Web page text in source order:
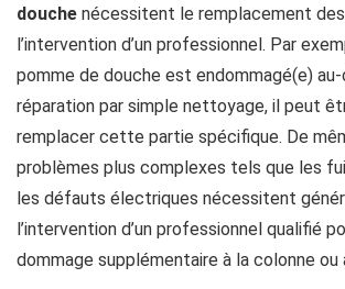
douche nécessitent le remplacement
l’intervention d’un professionnel. Par
pomme de douche est endommagé(e)
réparation par simple nettoyage, il peut
remplacer cette partie spécifique. De
problèmes plus complexes tels que les
les défauts électriques nécessitent
l’intervention d’un professionnel qualifié
dommage supplémentaire à la colonne ou